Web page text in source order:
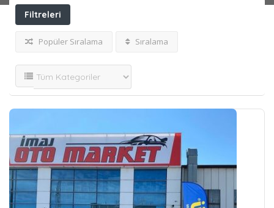
Filtreleri
Görüntüle
Popüler Sıralama Sıralama